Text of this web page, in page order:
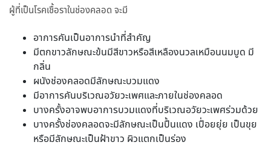
ผู้ที่เป็นโรคเชื้อราในช่องคลอด จะมี
อาการคันเป็นอาการนำที่สำคัญ
มีตกขาวลักษณะข้นมีสีขาวหรือสีเหลืองนวลเหมือนนมบูด มี
กลิ่น
ผนังช่องคลอดมีลักษณะบวมแดง
มีอาการคันบริเวณอวัยวะเพศและภายในช่องคลอด
บางครั้งอาจพบอาการบวมแดงที่บริเวณอวัยวะเพศร่วมด้วย
บางครั้งช่องคลอดจะมีลักษณะเป็นปื้นแดง เปื่อยยุ่ย เป็นขุย
หรือมีลักษณะเป็นฝ้าขาว ผิวแตกเป็นร่อง